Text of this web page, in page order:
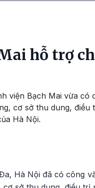
hỗ trợ
viện Bạch Mai vừa
cơ sở thu dung,
Hà Nội.
Hà Nội đã có công